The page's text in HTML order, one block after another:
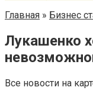
Главная » Бизнес
Лукашенко
Все новости на